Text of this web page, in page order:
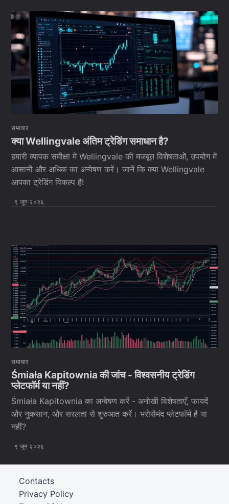
समाचार
क्या Wellingvale अंतिम ट्रेडिंग समाधान है?
हमारी व्यापक समीक्षा में Wellingvale की मजबूत विशेषताओं, उपयोग में
आसानी और अधिक का अन्वेषण करें। जानें कि क्या Wellingvale
आपका ट्रेडिंग विकल्प है!
९ जून २०२६
समाचार
Śmiała Kapitownia की जांच - विश्वसनीय ट्रेडिंग
प्लेटफॉर्म या नहीं?
Śmiała Kapitownia का अन्वेषण करें - अनोखी विशेषताएँ, फायदें
और नुकसान, और सरलता से शुरुआत करें। भरोसेमंद प्लेटफॉर्म है या
नहीं?
९ जून २०२६
Privacy Policy
Contacts